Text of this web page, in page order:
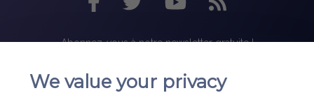
Abonnez-vous à notre newsletter gratuite !
We value your privacy